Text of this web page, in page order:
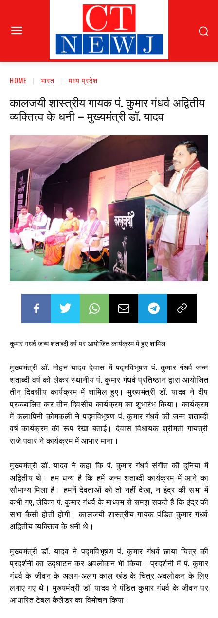
HOME भारत मध्य प्रदेश
कालजयी शास्त्रीय गायक पं. कुमार गंधर्व अद्वितीय
व्यक्तित्व के धनी – मुख्यमंत्री डॉ. यादव
कुमार गंधर्व जन्म शताब्दी वर्ष पर आयोजित कार्यक्रम में हुए शामिल
मुख्यमंत्री डॉ. मोहन यादव देवास में पद्मविभूषण पं. कुमार गंधर्व जन्म
शताब्दी वर्ष को लेकर स्थानीय पं. कुमार गंधर्व प्रतिष्ठान द्वारा आयोजित
तीन दिवसीय कार्यक्रम में शामिल हुए। मुख्यमंत्री डॉ. यादव ने दीप
प्रज्ज्वलित कर तीन दिवसीय कार्यक्रम का शुभारंभ किया। कार्यक्रम
में कलापिनी कोमकली ने पद्मविभूषण पं. कुमार गंधर्व की जन्म शताब्दी
वर्ष कार्यक्रम की रूप रेखा बताई। देवास विधायक श्रीमती गायत्री
राजे पवार ने कार्यक्रम में आभार माना।
मुख्यमंत्री डॉ. यादव ने कहा कि पं. कुमार गंधर्व संगीत की दुनिया में
अद्वितीय थे। हम धन्य है कि हमें जन्म शताब्दी कार्यक्रम में आने का
सौभाग्य मिला है। हमनें देवताओं को तो नहीं देखा, न इंद्र की सभा में
कभी गए, लेकिन पं. कुमार गंधर्व के माध्यम से समझ सकते हैं कि इंद्र की
सभा कैसी होती होगी। कालजयी शास्त्रीय गायक पंडित कुमार गंधर्व
अद्वितीय व्यक्तित्व के धनी थे।
मुख्यमंत्री डॉ. यादव ने पद्मविभूषण पं. कुमार गंधर्व छाया चित्र की
प्रदर्शनी का उद्घाटन कर अवलोकन भी किया। प्रदर्शनी में पं. कुमार
गंधर्व के जीवन के अलग-अलग काल खंड के चित्र अवलोकन के लिए
लगाए गए थे। मुख्यमंत्री डॉ. यादव ने पंडित कुमार गंधर्व के जीवन पर
आधारित टेबल कैलेंडर का विमोचन किया।